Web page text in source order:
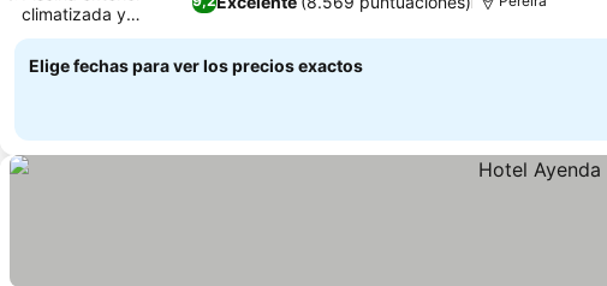
climatizada y
solárium
Elige fechas para ver los precios exactos